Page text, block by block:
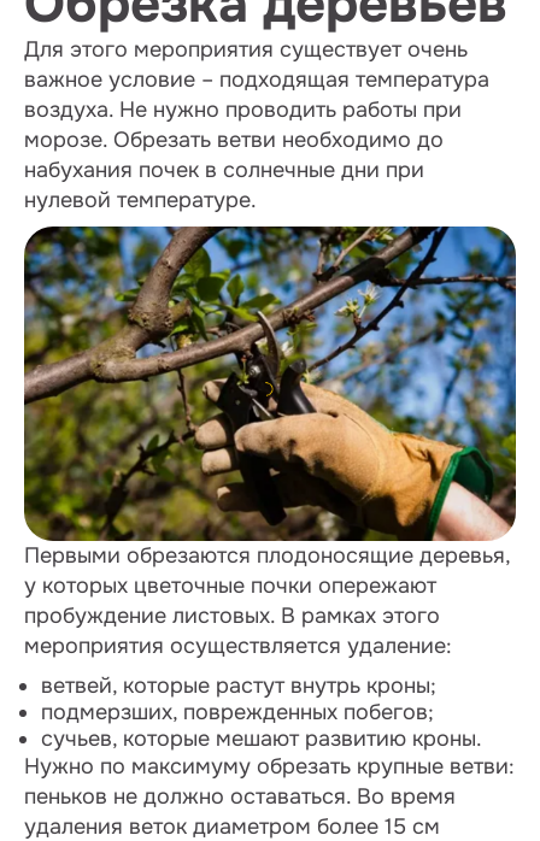
Для этого мероприятия существует очень
важное условие – подходящая температура
воздуха. Не нужно проводить работы при
морозе. Обрезать ветви необходимо до
набухания почек в солнечные дни при
нулевой температуре.
Первыми обрезаются плодоносящие деревья,
у которых цветочные почки опережают
пробуждение листовых. В рамках этого
мероприятия осуществляется удаление:
ветвей, которые растут внутрь кроны;
подмерзших, поврежденных побегов;
сучьев, которые мешают развитию кроны.
Нужно по максимуму обрезать крупные ветви:
пеньков не должно оставаться. Во время
удаления веток диаметром более 15 см